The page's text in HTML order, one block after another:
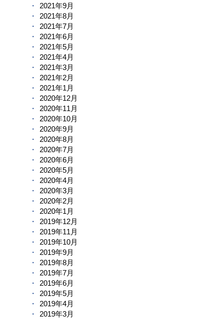
2021年9月
2021年8月
2021年7月
2021年6月
2021年5月
2021年4月
2021年3月
2021年2月
2021年1月
2020年12月
2020年11月
2020年10月
2020年9月
2020年8月
2020年7月
2020年6月
2020年5月
2020年4月
2020年3月
2020年2月
2020年1月
2019年12月
2019年11月
2019年10月
2019年9月
2019年8月
2019年7月
2019年6月
2019年5月
2019年4月
2019年3月